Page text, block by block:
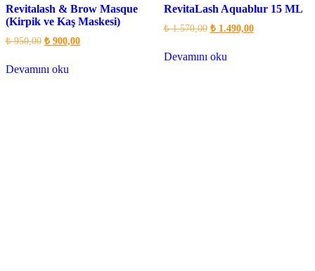
Revitalash & Brow Masque
(Kirpik ve Kaş Maskesi)
₺950,00 Orijinal
₺ 950,00.
₺ 900,00Şu
Devamını oku
RevitaLash Aquablur 15 ML
₺1.570,00 Orijinal
₺ 1.570,00.
₺1.490,00Şu
Devamını oku